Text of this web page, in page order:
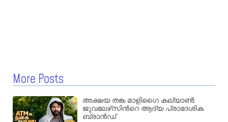
More Posts
അക്ഷയ തങ്ക മാളിഗൈ കല്യാണ്‍
ജുവലേഴ്‌സിന്‍റെ ആദ്യ പ്രാദേശിക
ബ്രാന്‍ഡ്